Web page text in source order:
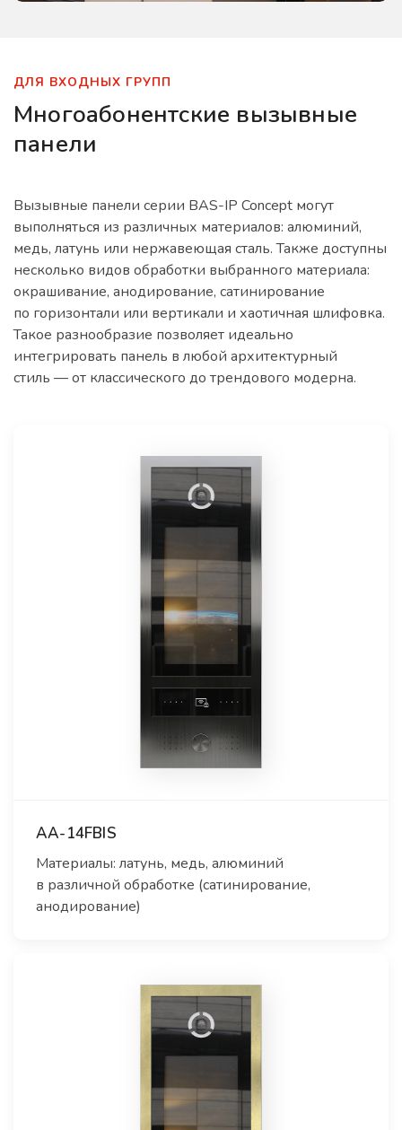
ДЛЯ ВХОДНЫХ ГРУПП
Многоабонентские вызывные
панели
Вызывные панели серии BAS-IP Concept могут
выполняться из различных материалов: алюминий,
медь, латунь или нержавеющая сталь. Также доступны
несколько видов обработки выбранного материала:
окрашивание, анодирование, сатинирование
по горизонтали или вертикали и хаотичная шлифовка.
Такое разнообразие позволяет идеально
интегрировать панель в любой архитектурный
стиль — от классического до трендового модерна.
AA-14FBIS
Материалы: латунь, медь, алюминий
в различной обработке (сатинирование,
анодирование)